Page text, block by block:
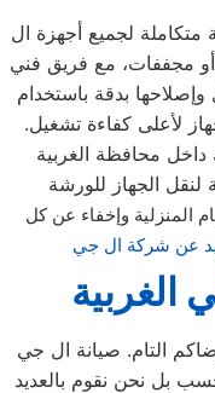
متكاملة لجميع أجهزة ال
أو مجففات، مع فريق فني
بدقة باستخدام
لأعلى كفاءة تشغيل.
محافظة الغربية
المنزلية وإخفاء عن كل
عن شركة ال جي
الغربية
التام. صيانة ال جي
بل نحن نقوم بالعديد